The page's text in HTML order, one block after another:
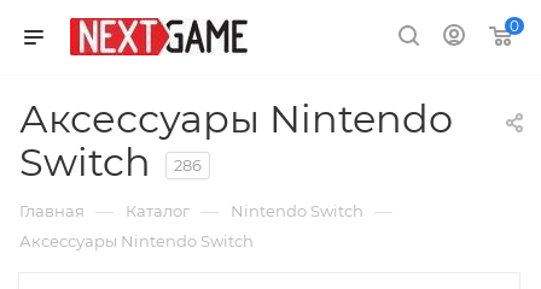
0
Аксессуары Nintendo
Switch
286
Главная — Каталог — Nintendo Switch —
Аксессуары Nintendo Switch